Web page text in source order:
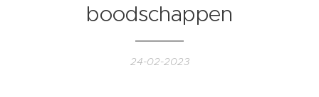
boodschappen
24-02-2023